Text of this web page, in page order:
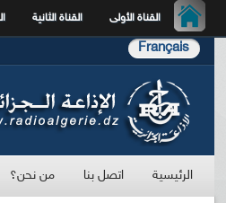
القناة الأولى القناة الثانية
Français
الرئيسية اتصل بنا من نحن؟